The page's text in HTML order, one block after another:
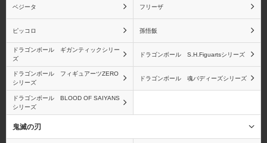
バルトロメオ 黄猿(ボルサリーノ)
ベポ バーソロミュー・くま
ベジータ フリーザ
ピッコロ 孫悟飯
ドラゴンボール ギガンティックシリー
ズ
ドラゴンボール S.H.Figuartsシリーズ
ドラゴンボール フィギュアーツZERO
シリーズ
ドラゴンボール 魂バディーズシリーズ
ドラゴンボール BLOOD OF SAIYANS
シリーズ
鬼滅の刃